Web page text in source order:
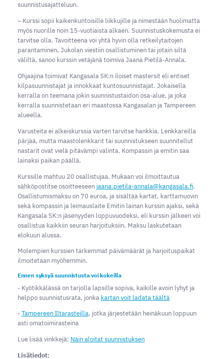
suunnistusajatteluun.
‒ Kurssi sopii kaikenkuntoisille liikkujille ja nimestään huolimatta
myös nuorille noin 15-vuotiaista alkaen. Suunnistuskokemusta ei
tarvitse olla. Tavoitteena voi yhtä hyvin olla retkeilytaitojen
parantaminen, Jukolan viestiin osallistuminen tai jotain siltä
väliltä, sanoo kurssin vetäjänä toimiva Jaana Pietilä-Annala.
Ohjaajina toimivat Kangasala SK:n iloiset mastersit eli entiset
kilpasuunnistajat ja innokkaat kuntosuunnistajat. Jokaisella
kerralla on teemana jokin suunnistustaidon osa-alue, ja joka
kerralla suunnistetaan eri maastossa Kangasalan ja Tampereen
alueella.
Varusteita ei alkeiskurssia varten tarvitse hankkia. Lenkkareilla
pärjää, mutta maastolenkkarit tai suunnistukseen suunnitellut
nastarit ovat vielä pitävämpi valinta. Kompassin ja emitin saa
lainaksi paikan päällä.
Kurssille mahtuu 20 osallistujaa. Mukaan voi ilmoittautua
sähköpostitse osoitteeseen jaana.pietila-annala@kangasala.fi.
Osallistumismaksu on 70 euroa, ja sisältää kartat, karttamuovin
sekä kompassin ja leimauslaite Emitin lainan kurssin ajaksi, sekä
Kangasala SK:n jäsenyyden loppuvuodeksi, eli kurssin jälkeen voi
osallistua kaikkiin seuran harjoituksiin. Maksu laskutetaan
elokuun alussa.
Molempien kurssien tarkemmat päivämäärät ja harjoituspaikat
ilmoitetaan myöhemmin.
Ennen syksyä suunnistusta voi kokeilla
- Kyötikkälässä on tarjolla lapsille sopiva, kaikille avoin lyhyt ja
helppo suunnistusrata, jonka kartan voit ladata täältä
-Tampereen Iltarasteilla, jotka järjestetään heinäkuun loppuun
asti omatoimirasteina
Lue lisää vinkkejä: Näin aloitat suunnistuksen
Lisätiedot: